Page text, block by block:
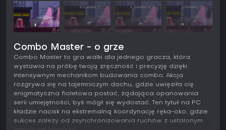
Combo Master - o grze
Combo Master to gra walki dla jednego gracza, która
wystawia na próbę twoją zręczność i precyzję dzięki
intensywnym mechanikom budowania combo. Akcja
rozgrywa się na tajemniczym dachu, gdzie uwięziła cię
enigmatyczna fioletowa postać, żądająca opanowania
serii umiejętności, byś mógł się wydostać. Ten tytuł na PC
kładzie nacisk na ekstremalną koordynację ręka-oko, gdzie
sukces zależy od zsynchronizowania ruchów z ustalonym